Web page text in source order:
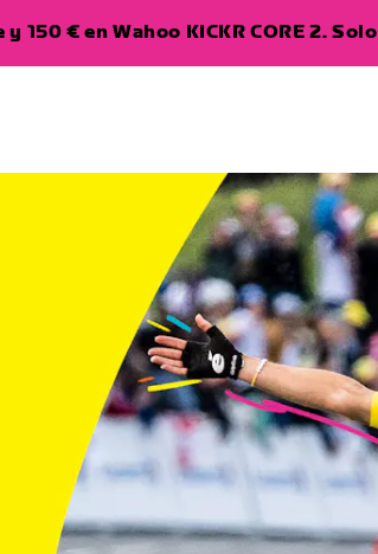
150 € en Wahoo KICKR CORE 2.